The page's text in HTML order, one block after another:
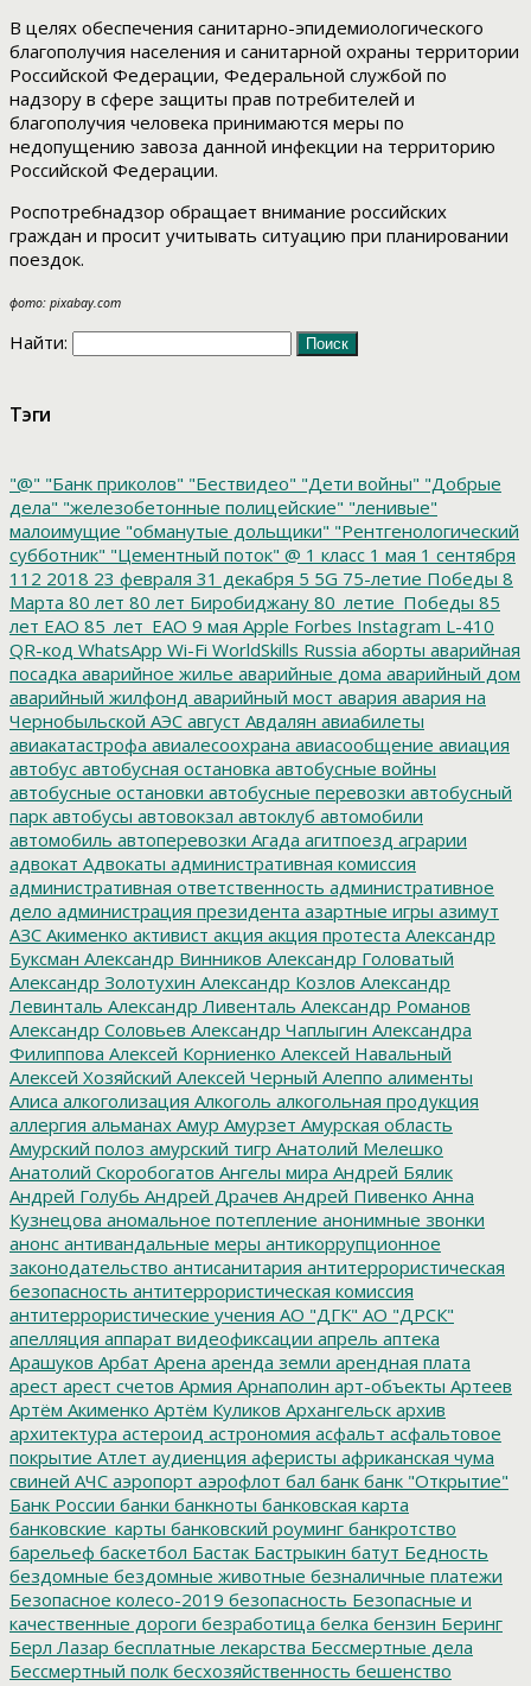
В целях обеспечения санитарно-эпидемиологического
благополучия населения и санитарной охраны территории
Российской Федерации, Федеральной службой по
надзору в сфере защиты прав потребителей и
благополучия человека принимаются меры по
недопущению завоза данной инфекции на территорию
Российской Федерации.
Роспотребнадзор обращает внимание российских
граждан и просит учитывать ситуацию при планировании
поездок.
фото: pixabay.com
Найти:
Тэги
"@" "Банк приколов" "Бествидео" "Дети войны" "Добрые
дела" "железобетонные полицейские" "ленивые"
малоимущие "обманутые дольщики" "Рентгенологический
субботник" "Цементный поток" @ 1 класс 1 мая 1 сентября
112 2018 23 февраля 31 декабря 5 5G 75-летие Победы 8
Марта 80 лет 80 лет Биробиджану 80_летие_Победы 85
лет ЕАО 85_лет_ЕАО 9 мая Apple Forbes Instagram L-410
QR-код WhatsApp Wi-Fi WorldSkills Russia аборты аварийная
посадка аварийное жилье аварийные дома аварийный дом
аварийный жилфонд аварийный мост авария авария на
Чернобыльской АЭС август Авдалян авиабилеты
авиакатастрофа авиалесоохрана авиасообщение авиация
автобус автобусная остановка автобусные войны
автобусные остановки автобусные перевозки автобусный
парк автобусы автовокзал автоклуб автомобили
автомобиль автоперевозки Агада агитпоезд аграрии
адвокат Адвокаты административная комиссия
административная ответственность административное
дело администрация президента азартные игры азимут
АЗС Акименко активист акция акция протеста Александр
Буксман Александр Винников Александр Головатый
Александр Золотухин Александр Козлов Александр
Левинталь Александр Ливенталь Александр Романов
Александр Соловьев Александр Чаплыгин Александра
Филиппова Алексей Корниенко Алексей Навальный
Алексей Хозяйский Алексей Черный Алеппо алименты
Алиса алкоголизация Алкоголь алкогольная продукция
аллергия альманах Амур Амурзет Амурская область
Амурский полоз амурский тигр Анатолий Мелешко
Анатолий Скоробогатов Ангелы мира Андрей Бялик
Андрей Голубь Андрей Драчев Андрей Пивенко Анна
Кузнецова аномальное потепление анонимные звонки
анонс антивандальные меры антикоррупционное
законодательство антисанитария антитеррористическая
безопасность антитеррористическая комиссия
антитеррористические учения АО "ДГК" АО "ДРСК"
апелляция аппарат видеофиксации апрель аптека
Арашуков Арбат Арена аренда земли арендная плата
арест арест счетов Армия Арнаполин арт-объекты Артеев
Артём Акименко Артём Куликов Архангельск архив
архитектура астероид астрономия асфальт асфальтовое
покрытие Атлет аудиенция аферисты африканская чума
свиней АЧС аэропорт аэрофлот бал банк банк "Открытие"
Банк России банки банкноты банковская карта
банковские_карты банковский роуминг банкротство
барельеф баскетбол Бастак Бастрыкин батут Бедность
бездомные бездомные животные безналичные платежи
Безопасное колесо-2019 безопасность Безопасные и
качественные дороги безработица белка бензин Беринг
Берл Лазар бесплатные лекарства Бессмертные дела
Бессмертный полк бесхозяйственность бешенство